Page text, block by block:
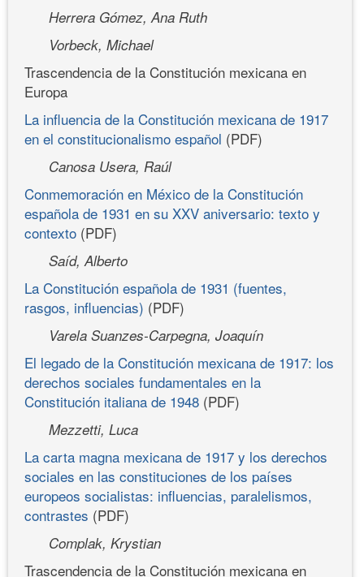
Herrera Gómez, Ana Ruth
Vorbeck, Michael
Trascendencia de la Constitución mexicana en
Europa
La influencia de la Constitución mexicana de 1917
en el constitucionalismo español (PDF)
Canosa Usera, Raúl
Conmemoración en México de la Constitución
española de 1931 en su XXV aniversario: texto y
contexto (PDF)
Saíd, Alberto
La Constitución española de 1931 (fuentes,
rasgos, influencias) (PDF)
Varela Suanzes-Carpegna, Joaquín
El legado de la Constitución mexicana de 1917: los
derechos sociales fundamentales en la
Constitución italiana de 1948 (PDF)
Mezzetti, Luca
La carta magna mexicana de 1917 y los derechos
sociales en las constituciones de los países
europeos socialistas: influencias, paralelismos,
contrastes (PDF)
Complak, Krystian
Trascendencia de la Constitución mexicana en